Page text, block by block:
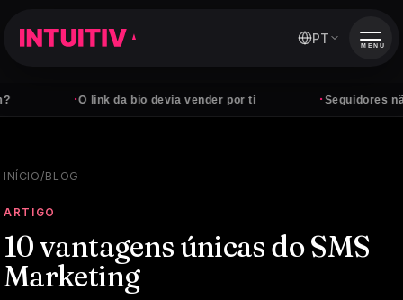
O link da bio devia vender por ti Seguidores não
PT MENU
INÍCIO/BLOG
ARTIGO
10 vantagens únicas do SMS
Marketing